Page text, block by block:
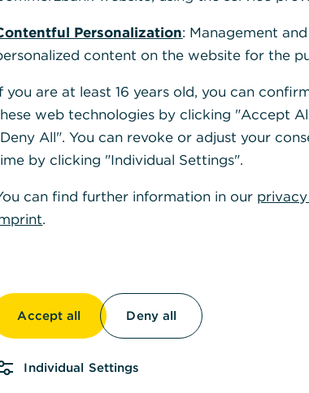
auf
Content
dient dazu, den eigenen
Bekanntheitsgrad bei den
Gelingt dies, wird sich auch
Personalization: Management
content on the website for the
you are at least 16 years old, you can
web technologies by clicking "Accept
All". You can revoke or adjust your
by clicking "Individual Settings".
can find further information in our
.
Accept all Deny all
Individual Settings